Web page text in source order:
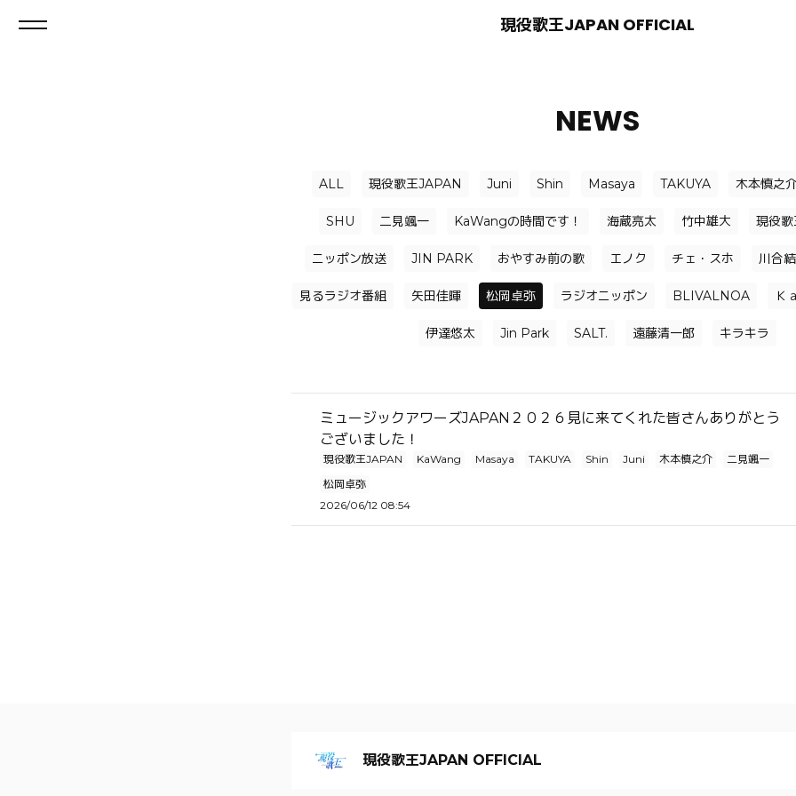
現役歌王JAPAN OFFICIAL
NEWS
ALL 現役歌王JAPAN Juni Shin Masaya TAKUYA 木本慎之
SHU 二見颯一 KaWangの時間です！ 海蔵亮太 竹中雄大 現役歌
ニッポン放送 JIN PARK おやすみ前の歌 エノク チェ・スホ 川合
見るラジオ番組 矢田佳暉 松岡卓弥 ラジオニッポン BLIVALNOA Ｋ
伊達悠太 Jin Park SALT. 遠藤清一郎 キラキラ
ミュージックアワーズJAPAN２０２６見に来てくれた皆さんありがとう
ございました！
現役歌王JAPAN KaWang Masaya TAKUYA Shin Juni 木本慎之介
二見颯一
松岡卓弥
2026/06/12 08:54
現役歌王JAPAN OFFICIAL